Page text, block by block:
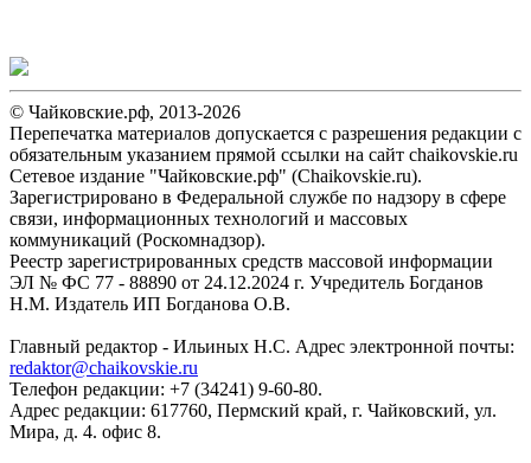
© Чайковские.рф, 2013-2026
Перепечатка материалов допускается с разрешения редакции с
обязательным указанием прямой ссылки на сайт chaikovskie.ru
Сетевое издание "Чайковские.рф" (Chaikovskie.ru).
Зарегистрировано в Федеральной службе по надзору в сфере
связи, информационных технологий и массовых
коммуникаций (Роскомнадзор).
Реестр зарегистрированных средств массовой информации
ЭЛ № ФС 77 - 88890 от 24.12.2024 г. Учредитель Богданов
Н.М. Издатель ИП Богданова О.В.
Главный редактор - Ильиных Н.С. Адрес электронной почты:
redaktor@chaikovskie.ru
Телефон редакции: +7 (34241) 9-60-80.
Адрес редакции: 617760, Пермский край, г. Чайковский, ул.
Мира, д. 4. офис 8.